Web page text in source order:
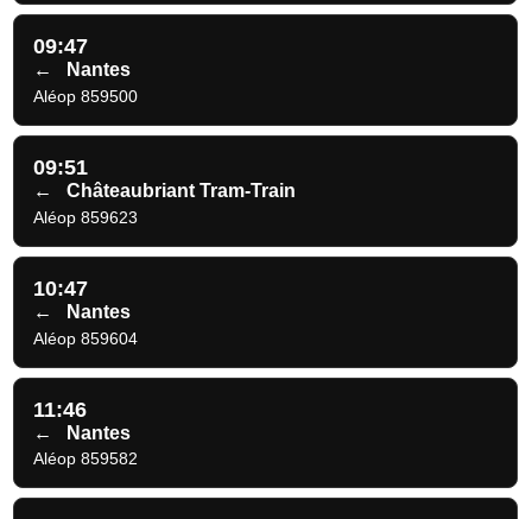
09:47
← Nantes
Aléop 859500
09:51
← Châteaubriant Tram-Train
Aléop 859623
10:47
← Nantes
Aléop 859604
11:46
← Nantes
Aléop 859582